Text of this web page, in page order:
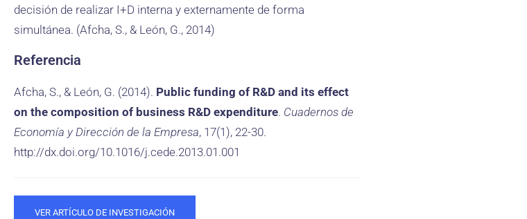
decisión de realizar I+D interna y externamente de forma
simultánea. (Afcha, S., & León, G., 2014)
Referencia
Afcha, S., & León, G. (2014). Public funding of R&D and its effect
on the composition of business R&D expenditure. Cuadernos de
Economía y Dirección de la Empresa, 17(1), 22-30.
http://dx.doi.org/10.1016/j.cede.2013.01.001
VER ARTÍCULO DE INVESTIGACIÓN